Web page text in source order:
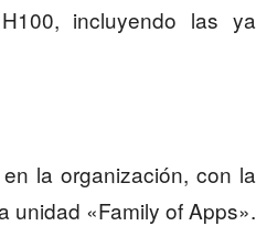
incluyendo las ya
la organización, con la
unidad «Family of Apps».